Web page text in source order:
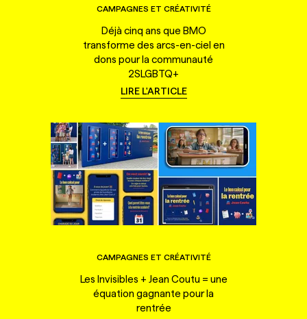
CAMPAGNES ET CRÉATIVITÉ
Déjà cinq ans que BMO
transforme des arcs-en-ciel en
dons pour la communauté
2SLGBTQ+
LIRE L'ARTICLE
CAMPAGNES ET CRÉATIVITÉ
Les Invisibles + Jean Coutu = une
équation gagnante pour la
rentrée